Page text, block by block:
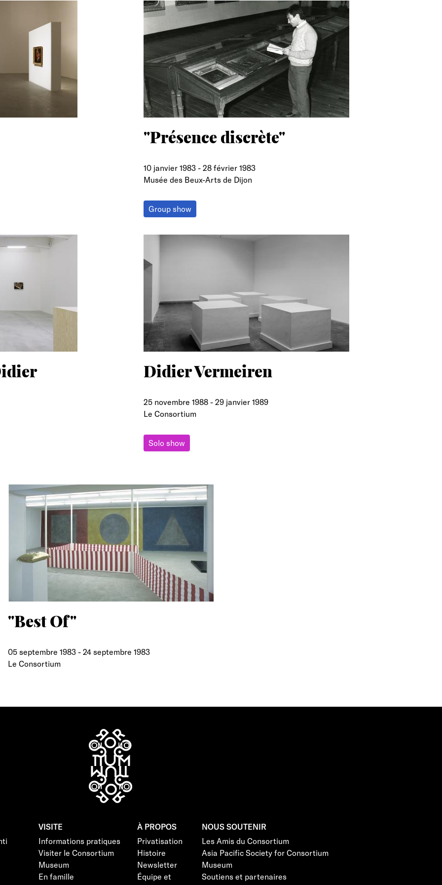
"Présence discrète"
10 janvier 1983 -28 février 1983
Musée des Beux-Arts de Dijon
Group show
Didier Vermeiren
25 novembre 1988 -29 janvier 1989
Le Consortium
Solo show
"Best Of"
05 septembre 1983- 24 septembre 1983
Le Consortium
VISITE
Informations pratiques
Visiter le Consortium
Museum
En famille
À PROPOS
Privatisation
Histoire
Newsletter
Équipe et
NOUS SOUTENIR
Les Amis du Consortium
Asia Pacific Society for Consortium
Museum
Soutiens et partenaires